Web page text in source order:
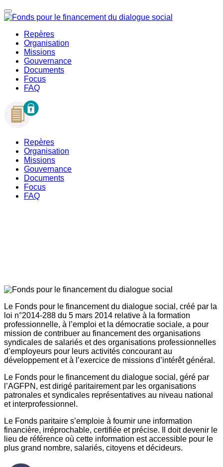
Repères
Organisation
Missions
Gouvernance
Documents
Focus
FAQ
Repères
Organisation
Missions
Gouvernance
Documents
Focus
FAQ
Le Fonds pour le financement du dialogue social, créé par la
loi n°2014-288 du 5 mars 2014 relative à la formation
professionnelle, à l’emploi et la démocratie sociale, a pour
mission de contribuer au financement des organisations
syndicales de salariés et des organisations professionnelles
d’employeurs pour leurs activités concourant au
développement et à l’exercice de missions d’intérêt général.
Le Fonds pour le financement du dialogue social, géré par
l’AGFPN, est dirigé paritairement par les organisations
patronales et syndicales représentatives au niveau national
et interprofessionnel.
Le Fonds paritaire s’emploie à fournir une information
financière, irréprochable, certifiée et précise. Il doit devenir le
lieu de référence où cette information est accessible pour le
plus grand nombre, salariés, citoyens et décideurs.